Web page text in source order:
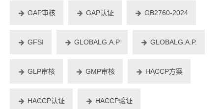
GAP审核 GAP认证 GB2760-2024
GFSI GLOBALG.A.P GLOBALG.A.P.
GLP审核 GMP审核 HACCP方案
HACCP认证 HACCP验证